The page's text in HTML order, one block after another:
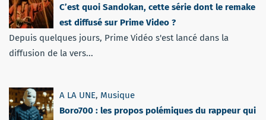
C’est quoi Sandokan, cette série dont le remake
est diffusé sur Prime Video ?
Depuis quelques jours, Prime Vidéo s'est lancé dans la
diffusion de la vers...
A LA UNE, Musique
Boro700 : les propos polémiques du rappeur qui